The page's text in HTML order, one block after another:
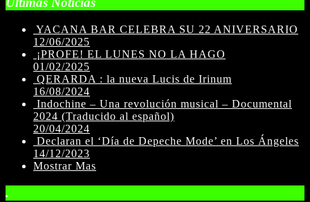
YACANA BAR CELEBRA SU 22 ANIVERSARIO
12/06/2025
¡PROFE! EL LUNES NO LA HAGO
01/02/2025
QERARDA : la nueva Lucis de Irinum
16/08/2024
Indochine – Una revolución musical – Documental
2024 (Traducido al español)
20/04/2024
Declaran el ‘Día de Depeche Mode’ en Los Ángeles
14/12/2023
Mostrar Mas
.